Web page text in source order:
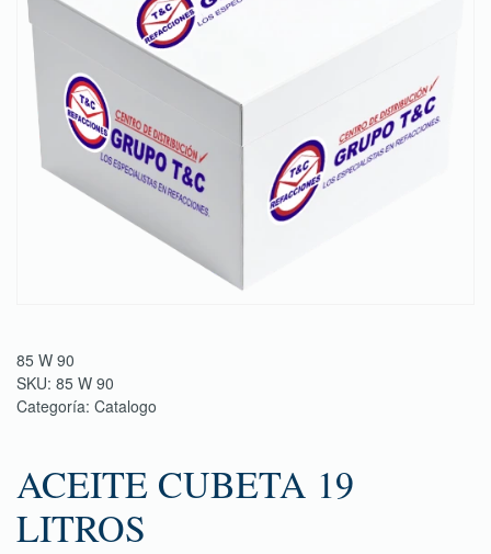
85 W 90
SKU: 85 W 90
Categoría: Catalogo
ACEITE CUBETA 19
LITROS